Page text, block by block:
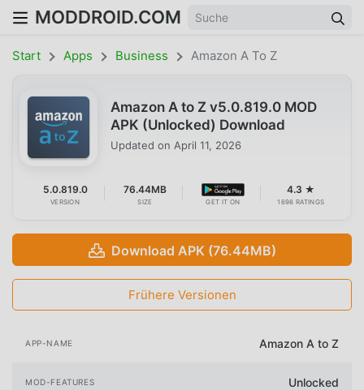
MODDROID.COM
Start Apps Business Amazon A To Z
Amazon A to Z v5.0.819.0 MOD
APK (Unlocked) Download
Updated on April 11, 2026
5.0.819.0
VERSION
76.44MB
SIZE GET IT ON
4.3 ★
1698 RATINGS
Download APK (76.44MB)
Frühere Versionen
APP-NAME Amazon A to Z
MOD-FEATURES Unlocked